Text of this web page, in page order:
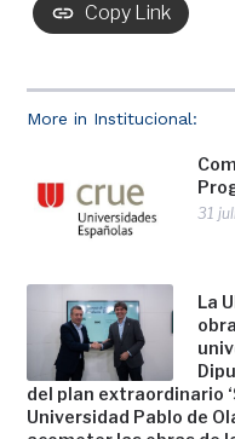
More in Institucional:
31
La
del plan extraordinario
Universidad Pablo de
Copy Link